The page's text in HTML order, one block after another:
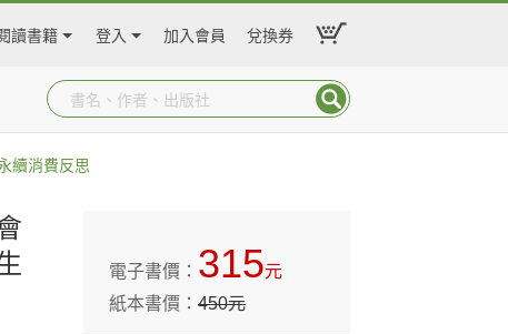
讀書籍 登入 加入會員 兌換券
續消費反思
電子書價： 315元
紙本書價：450元